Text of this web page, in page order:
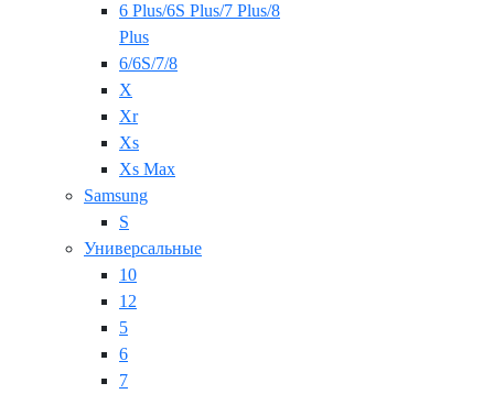
6 Plus/6S Plus/7 Plus/8
Plus
6/6S/7/8
X
Xr
Xs
Xs Max
Samsung
S
Универсальные
10
12
5
6
7